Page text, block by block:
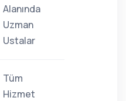
Alanında
Uzman
Ustalar
Tüm
Hizmet